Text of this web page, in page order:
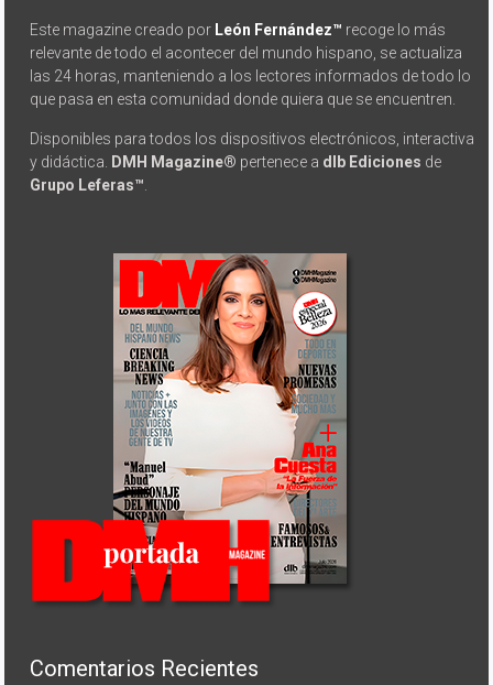
Este magazine creado por León Fernández™ recoge lo más
relevante de todo el acontecer del mundo hispano, se actualiza
las 24 horas, manteniendo a los lectores informados de todo lo
que pasa en esta comunidad donde quiera que se encuentren.
Disponibles para todos los dispositivos electrónicos, interactiva
y didáctica.
DMH Magazine® pertenece a dlb Ediciones de
Grupo Leferas™
Comentarios Recientes